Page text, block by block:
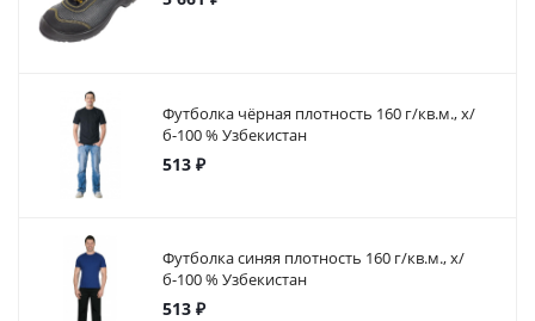
Футболка чёрная плотность 160 г/кв.м., х/
б-100 % Узбекистан
513 ₽
Футболка синяя плотность 160 г/кв.м., х/
б-100 % Узбекистан
513 ₽